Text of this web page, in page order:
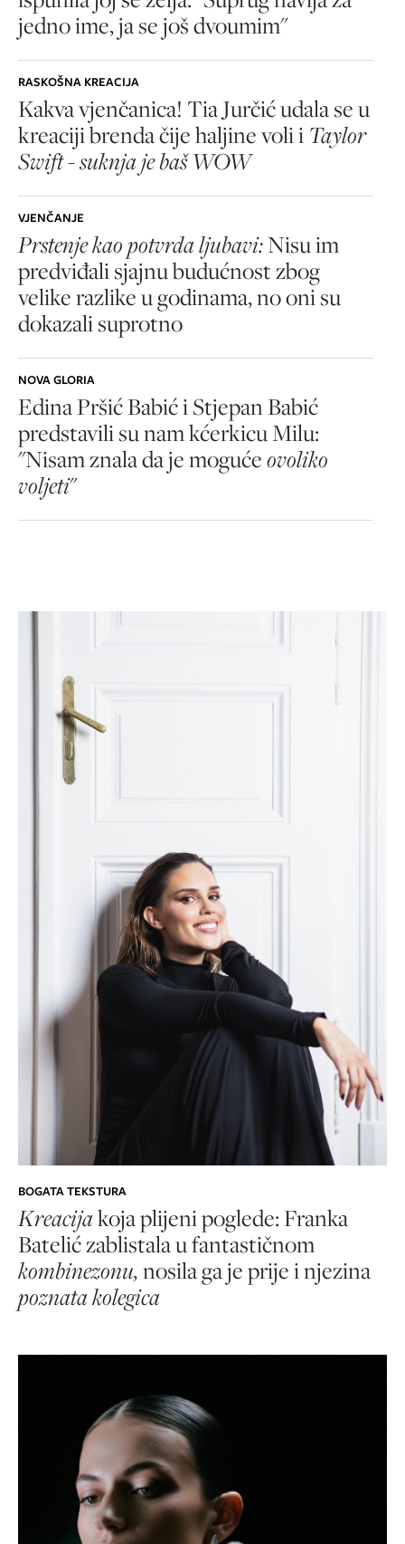
jedno ime, ja se još dvoumim"
RASKOŠNA KREACIJA
Kakva vjenčanica! Tia Jurčić udala se u
kreaciji brenda čije haljine voli i Taylor
Swift - suknja je baš WOW
VJENČANJE
Prstenje kao potvrda ljubavi:Nisu im
predviđali sjajnu budućnost zbog
velike razlike u godinama, no oni su
dokazali suprotno
NOVA GLORIA
Edina Pršić Babić i Stjepan Babić
predstavili su nam kćerkicu Milu:
"Nisam znala da je mogućeovoliko
voljeti"
BOGATA TEKSTURA
Kreacijakoja plijeni poglede: Franka
Batelić zablistala u fantastičnom
kombinezonu,nosila ga je prije i njezina
poznata kolegica